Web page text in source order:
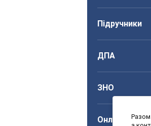
Підручники
ДПА
ЗНО
Онлайн уроки
Разом